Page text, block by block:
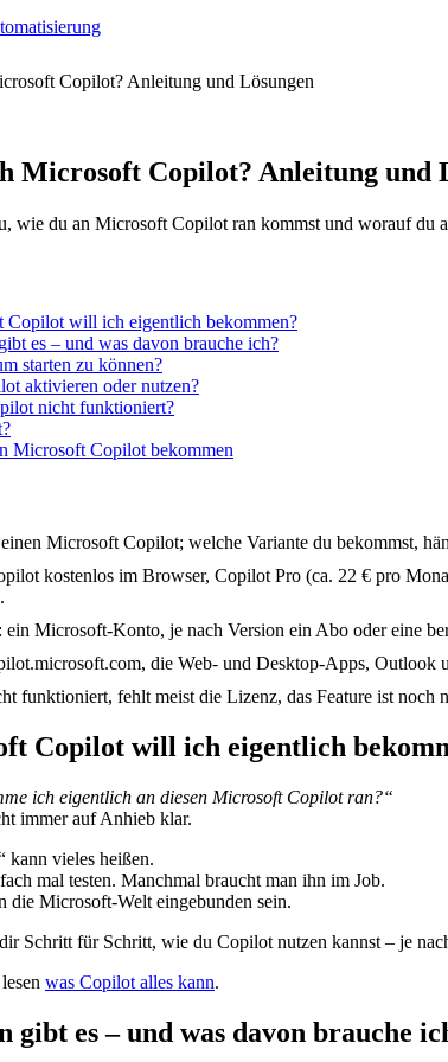
Copilot? Anleitung und Lösungen
Microsoft Copilot? Anleitung und
wie du an Microsoft Copilot ran kommst und worauf
Copilot will ich eigentlich bekommen?
es – und was davon brauche ich?
starten zu können?
aktivieren oder nutzen?
nicht funktioniert?
Microsoft Copilot bekommen
Microsoft Copilot; welche Variante du bekommst,
kostenlos im Browser, Copilot Pro (ca. 22 € pro
ein Microsoft-Konto, je nach Version ein Abo oder eine
die Web- und Desktop-Apps,
funktioniert, fehlt meist die Lizenz, das Feature ist noch
Copilot will ich eigentlich
ich eigentlich an diesen Microsoft Copilot ran?“
immer auf Anhieb klar.
kann vieles heißen.
mal testen. Manchmal braucht man ihn im Job.
die Microsoft-Welt eingebunden sein.
Schritt für Schritt, wie du Copilot nutzen kannst – je
was Copilot alles kann.
gibt es – und was davon brauche